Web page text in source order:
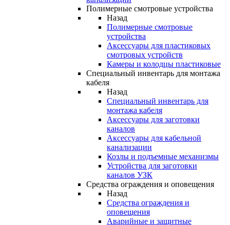
Полимерные смотровые устройства
Назад
Полимерные смотровые
устройства
Аксессуары для пластиковых
смотровых устройств
Камеры и колодцы пластиковые
Специальный инвентарь для монтажа
кабеля
Назад
Специальный инвентарь для
монтажа кабеля
Аксессуары для заготовки
каналов
Аксессуары для кабельной
канализации
Козлы и подъемные механизмы
Устройства для заготовки
каналов УЗК
Средства ограждения и оповещения
Назад
Средства ограждения и
оповещения
Аварийные и защитные